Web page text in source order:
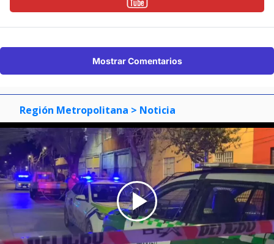
Mostrar Comentarios
Región Metropolitana > Noticia